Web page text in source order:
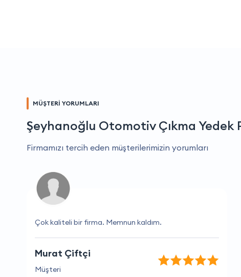
MÜŞTERİ YORUMLARI
Şeyhanoğlu Otomotiv Çıkma Yedek
Firmamızı tercih eden müşterilerimizin yorumları
Çok kaliteli bir firma. Memnun kaldım.
Murat Çiftçi
Müşteri